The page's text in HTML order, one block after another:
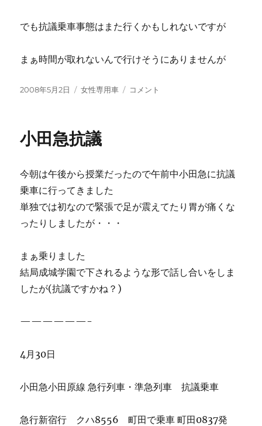
でも抗議乗車事態はまた行くかもしれないですが
まぁ時間が取れないんで行けそうにありませんが
投
2008年5月2日
カ
ー
女性専用車
電
コメント
小田急抗議
今朝は午後から授業だったので午前中小田急に抗議
乗車に行ってきました
単独では初なので緊張で足が震えてたり胃が痛くな
ったりしましたが・・・
まぁ乗りました
結局成城学園で下されるような形で話し合いをしま
したが(抗議ですかね？)
——————-
4月30日
小田急小田原線 急行列車・準急列車 抗議乗車
急行新宿行 クハ8556 町田で乗車 町田0837発